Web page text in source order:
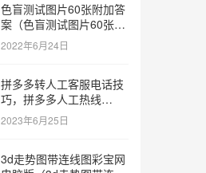
色盲测试图片60张附加答
案（色盲测试图片60张复
杂）
2022年6月24日
拼多多转人工客服电话技
巧，拼多多人工热线
9541344？
2023年6月25日
3d走势图带连线图彩宝网